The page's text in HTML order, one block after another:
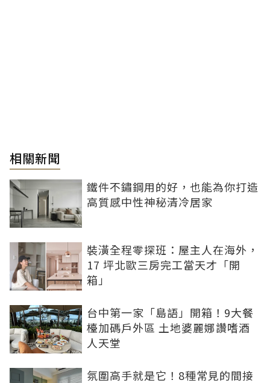
相關新聞
鐵件不鏽鋼用的好，也能為你打造
高質感中性神秘清冷居家
裝潢全程零探班：屋主人在海外，
17 坪北歐三房完工當天才「開
箱」
台中第一家「島語」開箱！9大餐
檯加碼戶外區 土地婆麗娜讚嗜酒
人天堂
氛圍高手就是它！8種常見的間接